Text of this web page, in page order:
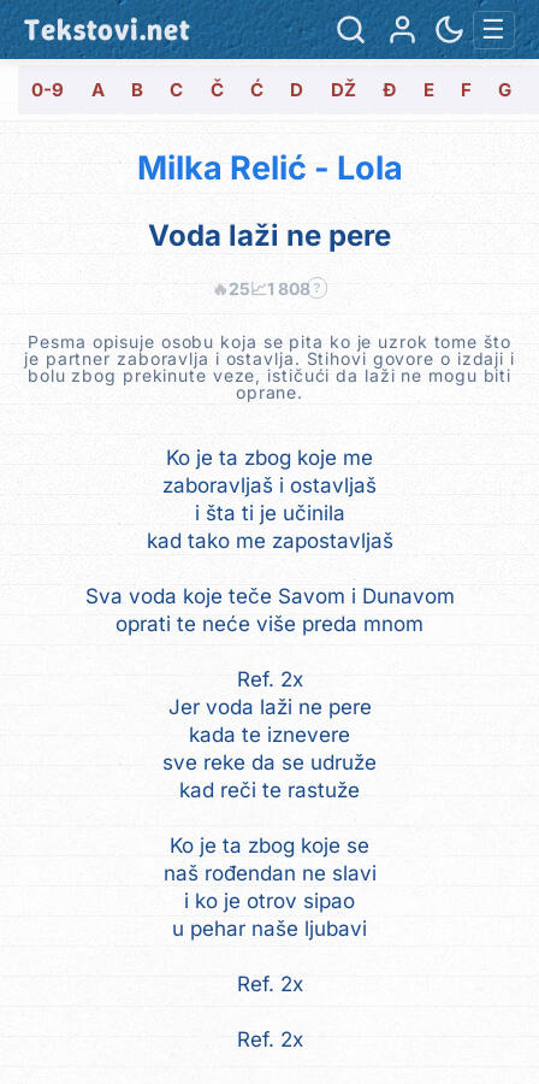
Tekstovi.net ☰
0-9 A B C Č Ć D DŽ Đ E F G
Milka Relić - Lola
Voda laži ne pere
🔥25📈1 808 ?
Pesma opisuje osobu koja se pita ko je uzrok tome što
je partner zaboravlja i ostavlja. Stihovi govore o izdaji i
bolu zbog prekinute veze, ističući da laži ne mogu biti
oprane.
Ko je ta zbog koje me
zaboravljaš i ostavljaš
i šta ti je učinila
kad tako me zapostavljaš
Sva voda koje teče Savom i Dunavom
oprati te neće više preda mnom
Ref. 2x
Jer voda laži ne pere
kada te iznevere
sve reke da se udruže
kad reči te rastuže
Ko je ta zbog koje se
naš rođendan ne slavi
i ko je otrov sipao
u pehar naše ljubavi
Ref. 2x
Ref. 2x